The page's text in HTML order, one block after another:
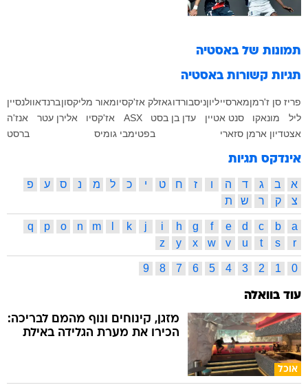
תמונות של באסטיה
תגיות קשורות באסטיה
פריז סן ז'רמןמארסייליוןניסבורדוגאזלק אז'קסיומאור מליקסוןברנדאוולנסיין
ליל
מונאקו סנט אטיין עדן בן בסט ASX אז'קסיו אלירן עטר
אנז'ה
אצטדיון ארמן סזארי
בפטימבי גומיס ברסט
אינדקס תגיות
א ב ג ד ה ו ז ח ט י כ ל מ נ ס ע
פ
צ
ק ר ש ת
a
b
c
d
e
f
g
h
i
j
k
m
n
o
p
q
r
s
t
u
v
w
x
y
z
0
1
2
3
4
5
6
7
8
9
עוד בוואלה
אוכל
מזגן, קינוחים ונוף מהמם לבריכה:
הכירו את מערת הגלידה באילת